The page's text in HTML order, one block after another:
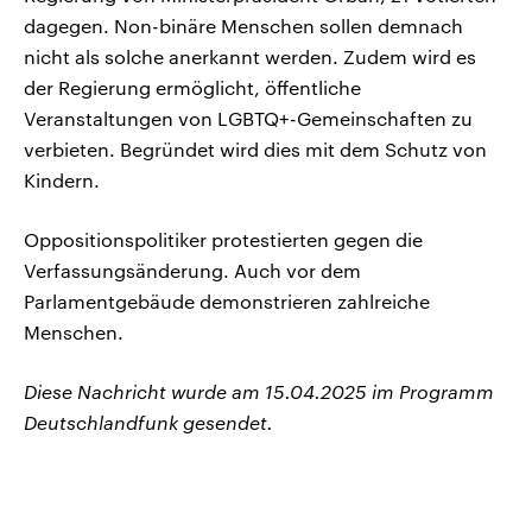
dagegen. Non-binäre Menschen sollen demnach
nicht als solche anerkannt werden. Zudem wird es
der Regierung ermöglicht, öffentliche
Veranstaltungen von LGBTQ+-Gemeinschaften zu
verbieten. Begründet wird dies mit dem Schutz von
Kindern.
Oppositionspolitiker protestierten gegen die
Verfassungsänderung. Auch vor dem
Parlamentgebäude demonstrieren zahlreiche
Menschen.
Diese Nachricht wurde am 15.04.2025 im Programm
Deutschlandfunk gesendet.